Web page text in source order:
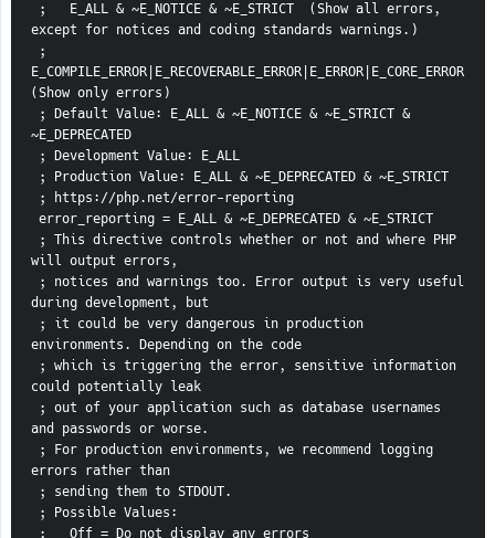
except for notices and coding standards warnings.)
E_COMPILE_ERROR|E_RECOVERABLE_ERROR|E_ERROR|E_CORE_ERROR
(Show only errors)
~E_DEPRECATED
; Development Value: E_ALL
; Production Value: E_ALL & ~E_DEPRECATED & ~E_STRICT
; https://php.net/error-reporting
error_reporting = E_ALL & ~E_DEPRECATED & ~E_STRICT
will output errors,
during development, but
environments. Depending on the code
could potentially leak
and passwords or worse.
errors rather than
; sending them to STDOUT.
; Possible Values:
;   Off = Do not display any errors